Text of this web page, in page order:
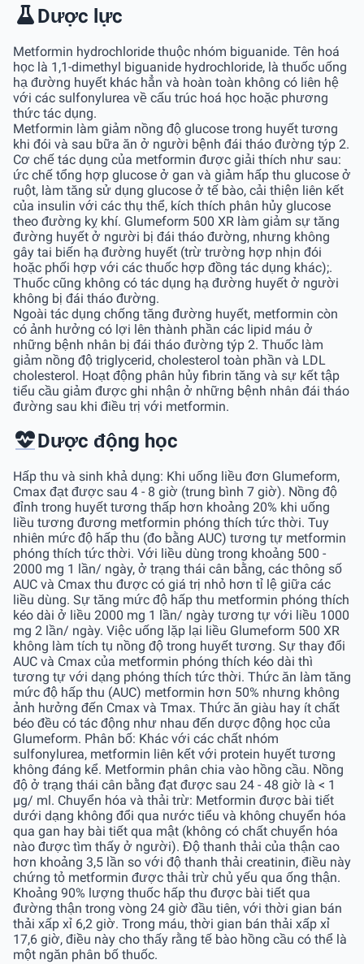
Dược lực
Metformin hydrochloride thuộc nhóm biguanide. Tên hoá
học là 1,1-dimethyl biguanide hydrochloride, là thuốc uống
hạ đường huyết khác hẳn và hoàn toàn không có liên hệ
với các sulfonylurea về cấu trúc hoá học hoặc phương
thức tác dụng.
Metformin làm giảm nồng độ glucose trong huyết tương
khi đói và sau bữa ăn ở người bệnh đái tháo đường týp 2.
Cơ chế tác dụng của metformin được giải thích như sau:
ức chế tổng hợp glucose ở gan và giảm hấp thu glucose ở
ruột, làm tăng sử dụng glucose ở tế bào, cải thiện liên kết
của insulin với các thụ thể, kích thích phân hủy glucose
theo đường kỵ khí. Glumeform 500 XR làm giảm sự tăng
đường huyết ở người bị đái tháo đường, nhưng không
gây tai biến hạ đường huyết (trừ trường hợp nhịn đói
hoặc phối hợp với các thuốc hợp đồng tác dụng khác);.
Thuốc cũng không có tác dụng hạ đường huyết ở người
không bị đái tháo đường.
Ngoài tác dụng chống tăng đường huyết, metformin còn
có ảnh hưởng có lợi lên thành phần các lipid máu ở
những bệnh nhân bị đái tháo đường týp 2. Thuốc làm
giảm nồng độ triglycerid, cholesterol toàn phần và LDL
cholesterol. Hoạt động phân hủy fibrin tăng và sự kết tập
tiểu cầu giảm được ghi nhận ở những bệnh nhân đái tháo
đường sau khi điều trị với metformin.
Dược động học
Hấp thu và sinh khả dụng: Khi uống liều đơn Glumeform,
Cmax đạt được sau 4 - 8 giờ (trung bình 7 giờ). Nồng độ
đỉnh trong huyết tương thấp hơn khoảng 20% khi uống
liều tương đương metformin phóng thích tức thời. Tuy
nhiên mức độ hấp thu (đo bằng AUC) tương tự metformin
phóng thích tức thời. Với liều dùng trong khoảng 500 -
2000 mg 1 lần/ ngày, ở trạng thái cân bằng, các thông số
AUC và Cmax thu được có giá trị nhỏ hơn tỉ lệ giữa các
liều dùng. Sự tăng mức độ hấp thu metformin phóng thích
kéo dài ở liều 2000 mg 1 lần/ ngày tương tự với liều 1000
mg 2 lần/ ngày. Việc uống lặp lại liều Glumeform 500 XR
không làm tích tụ nồng độ trong huyết tương. Sự thay đổi
AUC và Cmax của metformin phóng thích kéo dài thì
tương tự với dạng phóng thích tức thời. Thức ăn làm tăng
mức độ hấp thu (AUC) metformin hơn 50% nhưng không
ảnh hưởng đến Cmax và Tmax. Thức ăn giàu hay ít chất
béo đều có tác động như nhau đến dược động học của
Glumeform. Phân bố: Khác với các chất nhóm
sulfonylurea, metformin liên kết với protein huyết tương
không đáng kể. Metformin phân chia vào hồng cầu. Nồng
độ ở trạng thái cân bằng đạt được sau 24 - 48 giờ là < 1
µg/ ml. Chuyển hóa và thải trừ: Metformin được bài tiết
dưới dạng không đổi qua nước tiểu và không chuyển hóa
qua gan hay bài tiết qua mật (không có chất chuyển hóa
nào được tìm thấy ở người). Độ thanh thải của thận cao
hơn khoảng 3,5 lần so với độ thanh thải creatinin, điều này
chứng tỏ metformin được thải trừ chủ yếu qua ống thận.
Khoảng 90% lượng thuốc hấp thu được bài tiết qua
đường thận trong vòng 24 giờ đầu tiên, với thời gian bán
thải xấp xỉ 6,2 giờ. Trong máu, thời gian bán thải xấp xỉ
17,6 giờ, điều này cho thấy rằng tế bào hồng cầu có thể là
một ngăn phân bố thuốc.